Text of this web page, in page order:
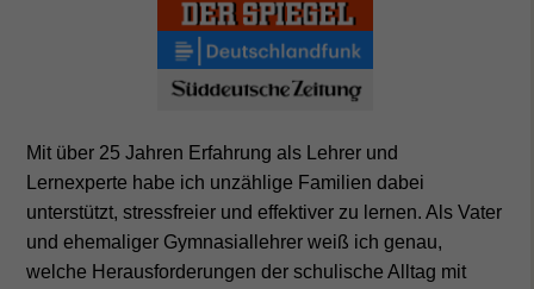
Mit über 25 Jahren Erfahrung als Lehrer und
Lernexperte habe ich unzählige Familien dabei
unterstützt, stressfreier und effektiver zu lernen. Als Vater
und ehemaliger Gymnasiallehrer weiß ich genau,
welche Herausforderungen der schulische Alltag mit